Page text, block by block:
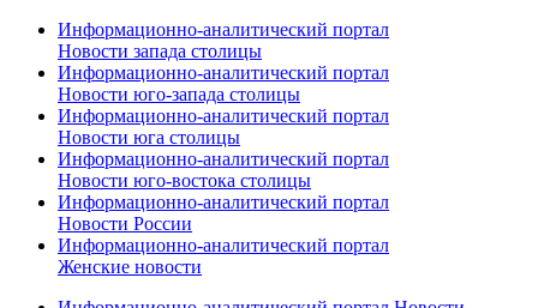
Информационно-аналитический портал
Новости запада столицы
Информационно-аналитический портал
Новости юго-запада столицы
Информационно-аналитический портал
Новости юга столицы
Информационно-аналитический портал
Новости юго-востока столицы
Информационно-аналитический портал
Новости России
Информационно-аналитический портал
Женские новости